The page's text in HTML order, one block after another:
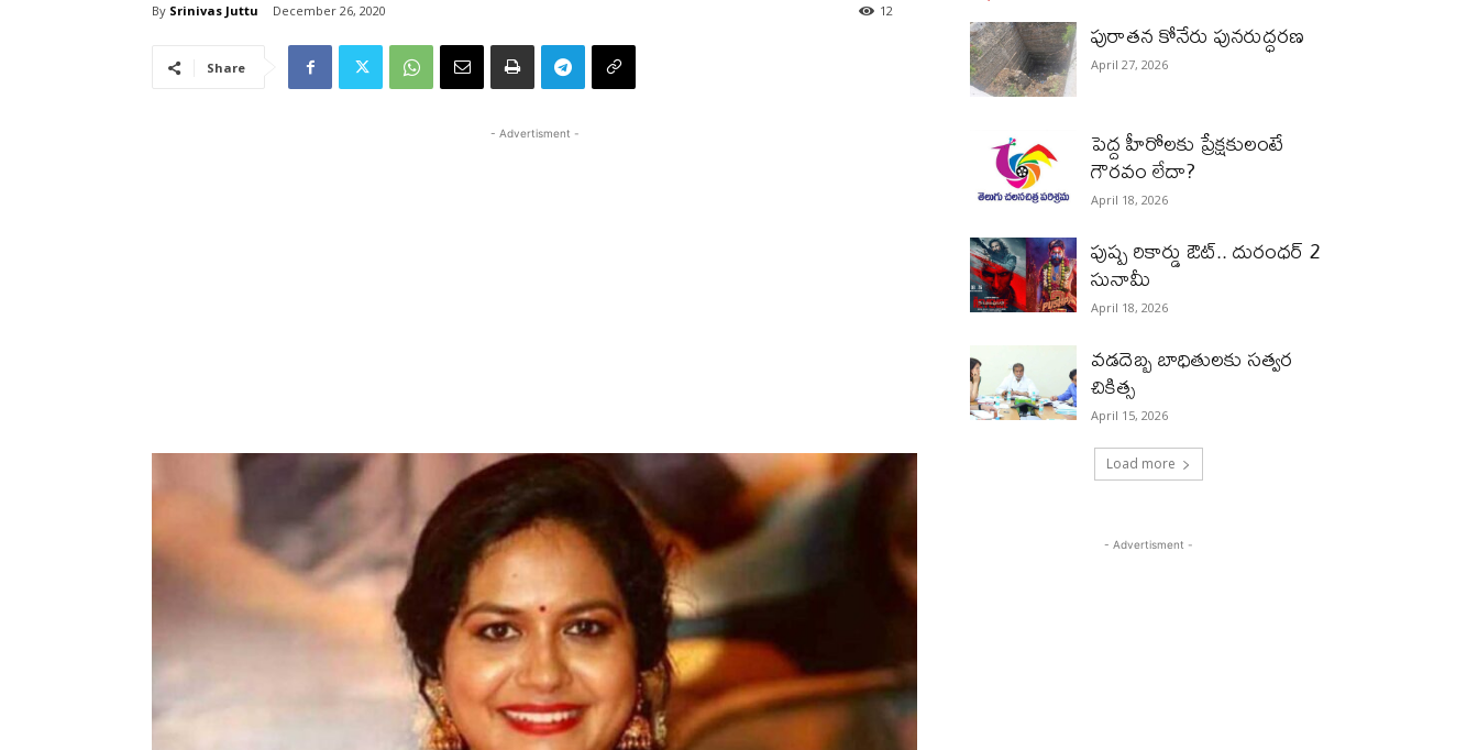
By Srinivas Juttu December 26, 2020 12
Share
- Advertisment -
పురాత‌న కోనేరు పున‌రుద్ధ‌ర‌ణ
April 27, 2026
పెద్ద హీరోల‌కు ప్రేక్ష‌కులంటే
గౌర‌వం లేదా?
April 18, 2026
పుష్ప రికార్డు ఔట్‌.. దురంధ‌ర్ 2
సునామీ
April 18, 2026
వడదెబ్బ బాధితులకు సత్వర
చికిత్స
April 15, 2026
Load more
- Advertisment -